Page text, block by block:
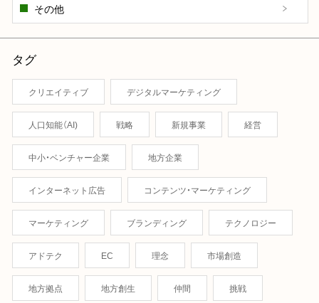
その他
タグ
クリエイティブ デジタルマーケティング
人口知能（AI) 戦略 新規事業 経営
中小・ベンチャー企業 地方企業
インターネット広告 コンテンツ・マーケティング
マーケティング ブランディング テクノロジー
アドテク EC 理念 市場創造
地方拠点 地方創生 仲間 挑戦